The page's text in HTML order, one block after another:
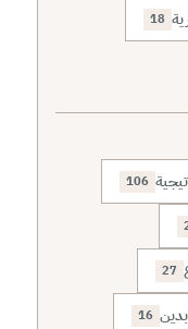
18
106
27
16